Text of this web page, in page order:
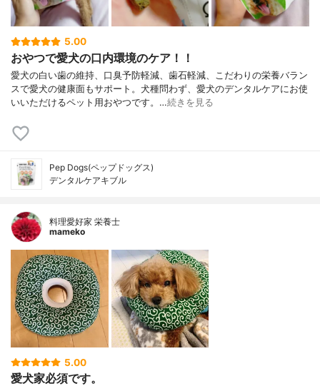
5.00
おやつで愛犬の口内環境のケア！！
愛犬の白い歯の維持、口臭予防軽減、歯石軽減、こだわりの栄養バラン
スで愛犬の健康面もサポート。犬種問わず、愛犬のデンタルケアにお使
いいただけるペット用おやつです。…続きを見る
Pep Dogs(ペップドッグス)
デンタルケアキブル
料理愛好家 栄養士
mameko
5.00
愛犬家必須です。